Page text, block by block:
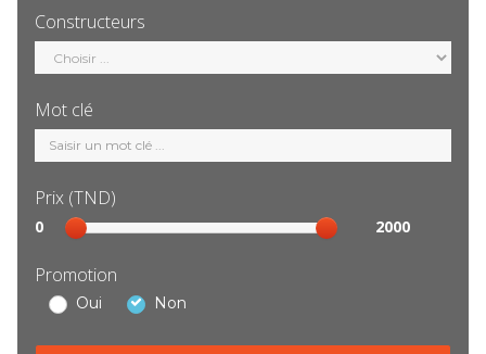
Constructeurs
Sélection
constructeur
Mot clé
Mot
clé
Prix (TND)
Sélection
prix
0 2000
Promotion
Oui Non